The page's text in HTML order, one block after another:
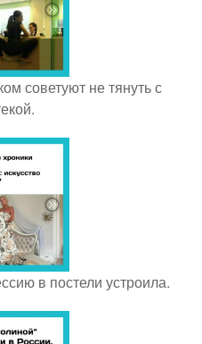
советуют не тянуть с
в постели устроила.